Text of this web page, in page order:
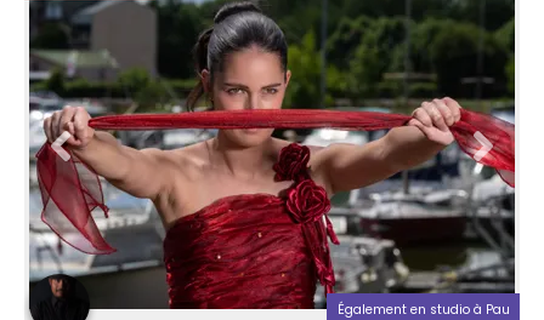
Également en studio à Pau